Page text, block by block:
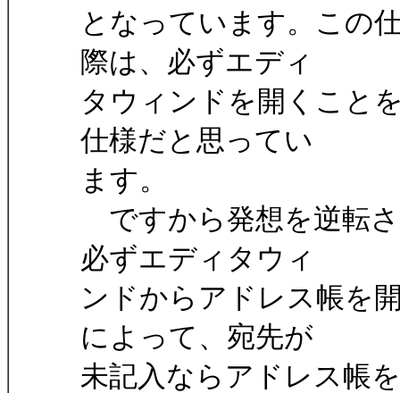
となっています。この
際は、必ずエディ
タウィンドを開くこと
仕様だと思ってい
ます。
ですから発想を逆転
必ずエディタウィ
ンドからアドレス帳を
によって、宛先が
未記入ならアドレス帳